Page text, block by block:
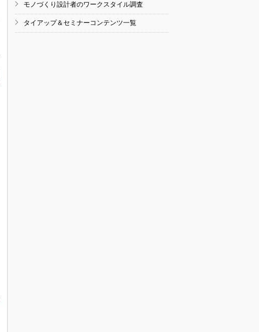
モノづくり設計者のワークスタイル調査
タイアップ＆セミナーコンテンツ一覧